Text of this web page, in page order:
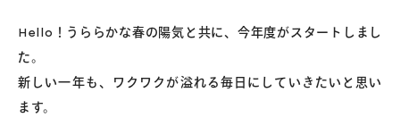
コラム・読み物
Hello！うららかな春の陽気と共に、今年度がスタートしまし
た。
新しい一年も、ワクワクが溢れる毎日にしていきたいと思い
ます。